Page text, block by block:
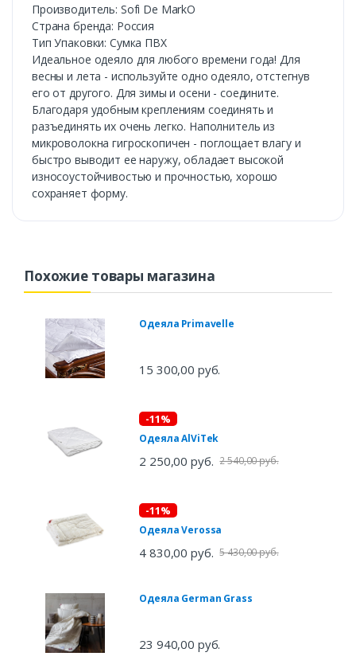
Производитель: Sofi De MarkO
Страна бренда: Россия
Тип Упаковки: Сумка ПВХ
Идеальное одеяло для любого времени года! Для
весны и лета - используйте одно одеяло, отстегнув
его от другого. Для зимы и осени - соедините.
Благодаря удобным креплениям соединять и
разъединять их очень легко. Наполнитель из
микроволокна гигроскопичен - поглощает влагу и
быстро выводит ее наружу, обладает высокой
износоустойчивостью и прочностью, хорошо
сохраняет форму.
Похожие товары магазина
Одеяла Primavelle
15 300,00 руб.
-11%
Одеяла AlViTek
2 250,00 руб. 2 540,00 руб.
-11%
Одеяла Verossa
4 830,00 руб. 5 430,00 руб.
Одеяла German Grass
23 940,00 руб.